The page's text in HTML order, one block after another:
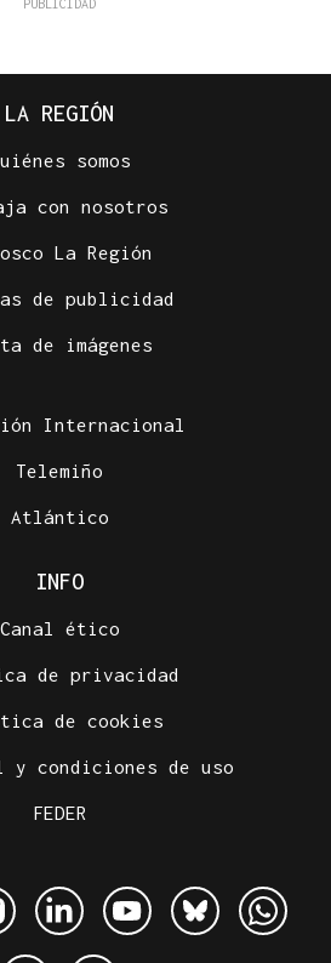
LA REGIÓN
somos
con nosotros
La Región
de publicidad
de imágenes
Internacional
Telemiño
Atlántico
INFO
Canal ético
de privacidad
de cookies
y condiciones de uso
FEDER